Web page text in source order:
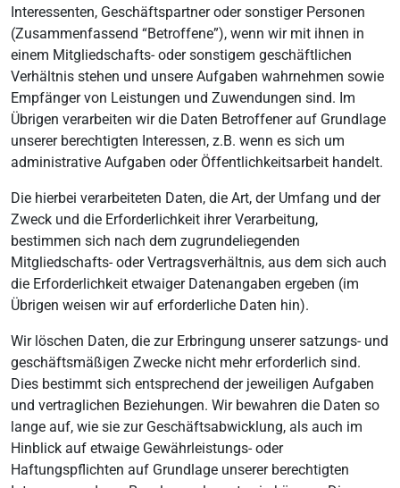
Interessenten, Geschäftspartner oder sonstiger Personen
(Zusammenfassend “Betroffene”), wenn wir mit ihnen in
einem Mitgliedschafts- oder sonstigem geschäftlichen
Verhältnis stehen und unsere Aufgaben wahrnehmen sowie
Empfänger von Leistungen und Zuwendungen sind. Im
Übrigen verarbeiten wir die Daten Betroffener auf Grundlage
unserer berechtigten Interessen, z.B. wenn es sich um
administrative Aufgaben oder Öffentlichkeitsarbeit handelt.
Die hierbei verarbeiteten Daten, die Art, der Umfang und der
Zweck und die Erforderlichkeit ihrer Verarbeitung,
bestimmen sich nach dem zugrundeliegenden
Mitgliedschafts- oder Vertragsverhältnis, aus dem sich auch
die Erforderlichkeit etwaiger Datenangaben ergeben (im
Übrigen weisen wir auf erforderliche Daten hin).
Wir löschen Daten, die zur Erbringung unserer satzungs- und
geschäftsmäßigen Zwecke nicht mehr erforderlich sind.
Dies bestimmt sich entsprechend der jeweiligen Aufgaben
und vertraglichen Beziehungen. Wir bewahren die Daten so
lange auf, wie sie zur Geschäftsabwicklung, als auch im
Hinblick auf etwaige Gewährleistungs- oder
Haftungspflichten auf Grundlage unserer berechtigten